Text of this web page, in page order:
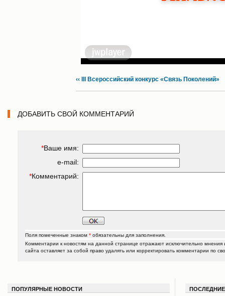
‹‹ III Всероссийский конкурс «Связь Поколений»
ДОБАВИТЬ СВОЙ КОММЕНТАРИЙ
*Ваше имя:
e-mail:
*Комментарий:
Поля помеченные знаком * обязательны для заполнения.
Комментарии к новостям на данной странице отражают исключительно
сайта оставляет за собой право удалять или корректировать комментарии по
ПОПУЛЯРНЫЕ НОВОСТИ